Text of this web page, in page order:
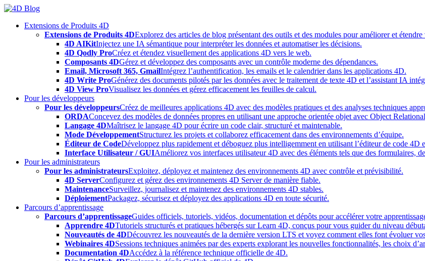
Skip
contentExtensions de Produits 4D
Extensions de Produits 4DExplorez des articles de blog présentant des outils et des modules pour améliorer et
4D AIKitInjectez une IA sémantique pour interpréter les données et automatiser les décisions.
4D Qodly ProCréez et étendez visuellement des applications 4D vers le web.
Composants 4DGérez et développez des composants avec un contrôle moderne des dépendances.
Email, Microsoft 365, GmailIntégrez l’authentification, les emails et le calendrier dans les applications 4D.
4D Write ProGénérez des documents pilotés par les données avec le traitement de texte 4D et l’assistant IA
4D View ProVisualisez les données et gérez efficacement les feuilles de calcul.
Pour les développeurs
Pour les développeursCréez de meilleures applications 4D avec des modèles pratiques et des analyses techniques
ORDAConcevez des modèles de données propres en utilisant une approche orientée objet avec Object
Langage 4DMaîtrisez le langage 4D pour écrire un code clair, structuré et maintenable.
Mode DéveloppementStructurez les projets et collaborez efficacement dans des environnements d’équipe.
Éditeur de CodeDéveloppez plus rapidement et déboguez plus intelligemment en utilisant l’éditeur de code 4D
Interface Utilisateur / GUIAméliorez vos interfaces utilisateur 4D avec des éléments tels que des formulaires,
Pour les administrateurs
Pour les administrateursExploitez, déployez et maintenez des environnements 4D avec contrôle et prévisibilité.
4D ServerConfigurez et gérez des environnements 4D Server de manière fiable.
MaintenanceSurveillez, journalisez et maintenez des environnements 4D stables.
DéploiementPackagez, sécurisez et déployez des applications 4D en toute sécurité.
Parcours d’apprentissage
Parcours d’apprentissageGuides officiels, tutoriels, vidéos, documentation et dépôts pour accélérer votre
Apprendre 4DTutoriels structurés et pratiques hébergés sur Learn 4D, conçus pour vous guider du niveau
Nouveautés de 4DDécouvrez les nouveautés de la dernière version LTS et voyez comment elles font évoluer
Webinaires 4DSessions techniques animées par des experts explorant les nouvelles fonctionnalités, les choix
Documentation 4DAccédez à la référence technique officielle de 4D.